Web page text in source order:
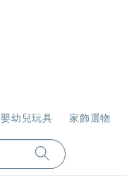
嬰幼兒玩具 家飾選物